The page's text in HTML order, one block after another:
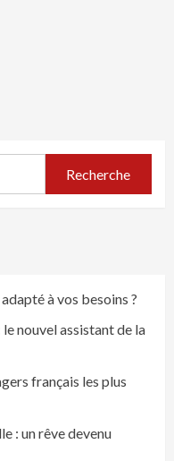
Recherche
à vos besoins ?
nouvel assistant de la
français les plus
: un rêve devenu